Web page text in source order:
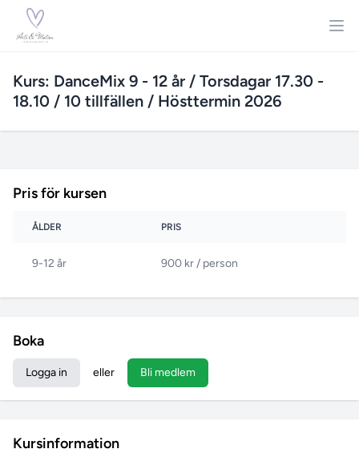
Kurs: DanceMix 9 - 12 år / Torsdagar 17.30 -
18.10 / 10 tillfällen / Hösttermin 2026
Pris för kursen
ÅLDER PRIS
9-12 år 900 kr / person
Boka
Logga in eller Bli medlem
Kursinformation